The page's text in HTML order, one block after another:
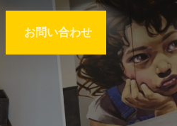
お問い合わせ